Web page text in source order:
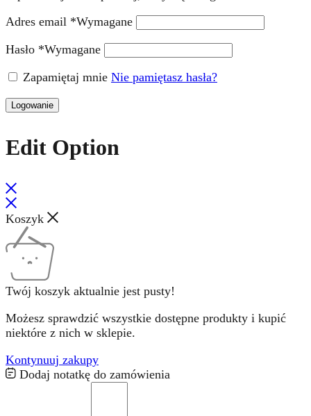
Adres email *Wymagane
Hasło *Wymagane
Zapamiętaj mnie Nie pamiętasz hasła?
Logowanie
Edit Option
Koszyk
Twój koszyk aktualnie jest pusty!
Możesz sprawdzić wszystkie dostępne produkty i kupić
niektóre z nich w sklepie.
Kontynuuj zakupy
Dodaj notatkę do zamówienia